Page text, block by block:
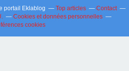
portail Eklablog Top articles
Contact
Cookies et données personnelles
cookies